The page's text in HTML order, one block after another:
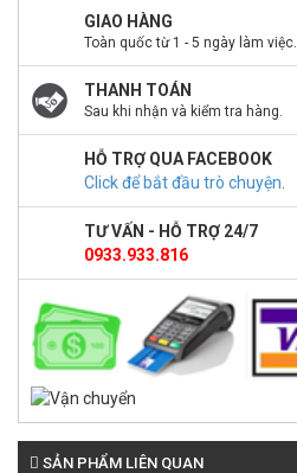
GIAO HÀNG
Toàn quốc từ 1 - 5 ngày làm việc.
THANH TOÁN
Sau khi nhận và kiểm tra hàng.
HỖ TRỢ QUA FACEBOOK
Click để bắt đầu trò chuyện.
TƯ VẤN - HỖ TRỢ 24/7
0933.933.816
SẢN PHẨM LIÊN QUAN